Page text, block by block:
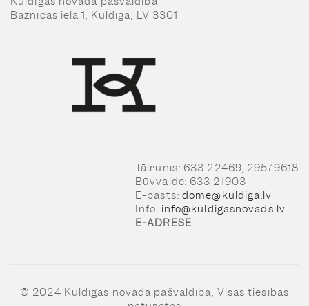
Baznīcas iela 1, Kuldīga, LV 3301
Tālrunis: 633 22469, 29579618
Būvvalde: 633 21903
E-pasts: dome@kuldiga.lv
Info: info@kuldigasnovads.lv
E-ADRESE
© 2024 Kuldīgas novada pašvaldība, Visas tiesības